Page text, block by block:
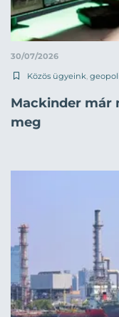
30/07/2026
Közös ügyeink,
Mackinder már
meg